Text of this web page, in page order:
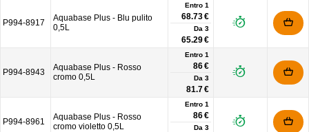
P994-8917
Aquabase Plus - Blu pulito
0,5L
Entro 1
68.73 €
Da 3
65.29 €
P994-8943
Aquabase Plus - Rosso
cromo 0,5L
Entro 1
86 €
Da 3
81.7 €
P994-8961
Aquabase Plus - Rosso
cromo violetto 0,5L
Entro 1
86 €
Da 3